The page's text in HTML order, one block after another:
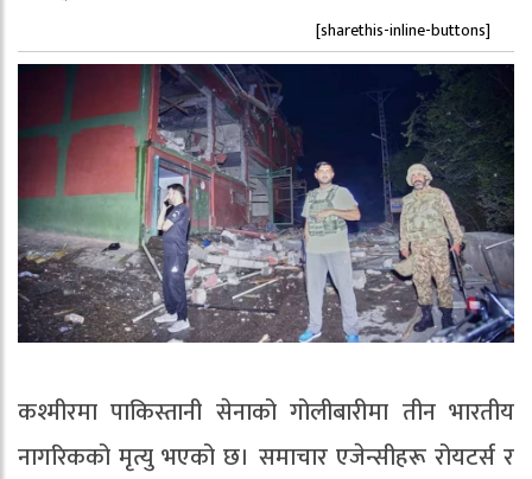
[sharethis-inline-buttons]
कश्मीरमा पाकिस्तानी सेनाको गोलीबारीमा तीन भारतीय
नागरिकको मृत्यु भएको छ। समाचार एजेन्सीहरू रोयटर्स र